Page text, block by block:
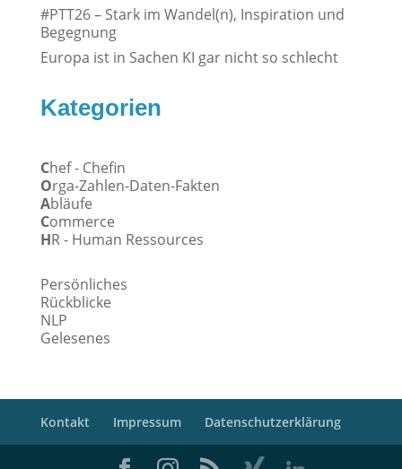
#PTT26 – Stark im Wandel(n), Inspiration und
Begegnung
Europa ist in Sachen KI gar nicht so schlecht
Kategorien
Chef - Chefin
Orga-Zahlen-Daten-Fakten
Abläufe
Commerce
HR - Human Ressources
Persönliches
Rückblicke
NLP
Gelesenes
Kontakt Impressum Datenschutzerklärung